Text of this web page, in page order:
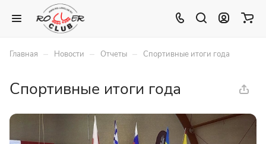
Главная – Новости – Отчеты – Спортивные итоги года
Спортивные итоги года